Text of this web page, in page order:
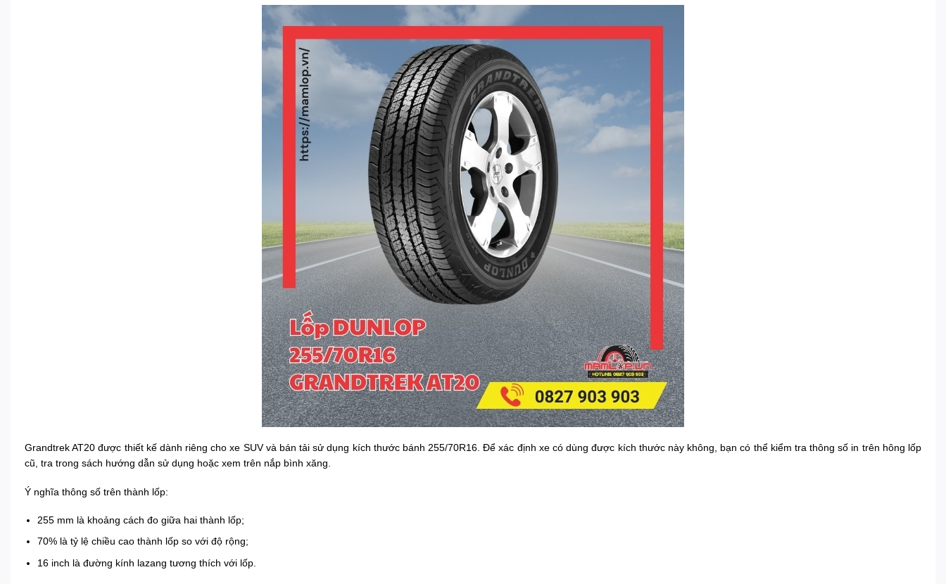
Grandtrek AT20 được thiết kế dành riêng cho xe SUV và bán tải sử dụng kích thước bánh 255/70R16. Để xác định xe có dùng được kích thước này không, bạn có thể kiểm tra thông số in trên hông lốp
cũ, tra trong sách hướng dẫn sử dụng hoặc xem trên nắp bình xăng.
Ý nghĩa thông số trên thành lốp:
255 mm là khoảng cách đo giữa hai thành lốp;
70% là tỷ lệ chiều cao thành lốp so với độ rộng;
16 inch là đường kính lazang tương thích với lốp.